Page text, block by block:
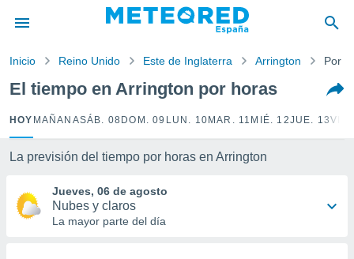
por
para
que se
calidad.
a este
y
Inicio Reino Unido Este de Inglaterra Arrington Por
El tiempo en Arrington por horas
HOY MAÑANASÁB. 08 DOM. 09 LUN. 10 MAR. 11 MIÉ. 12JUE. 13VIE.
La previsión del tiempo por horas en Arrington
Jueves, 06 de agosto
Nubes y claros
La mayor parte del día